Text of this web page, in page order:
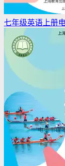
七年级英语上册